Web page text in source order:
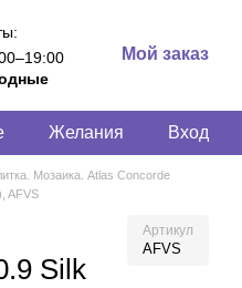
Мой заказ
Желания Вход
Мозаика. Atlas Concorde
AFVS
Silk
Артикул
AFVS